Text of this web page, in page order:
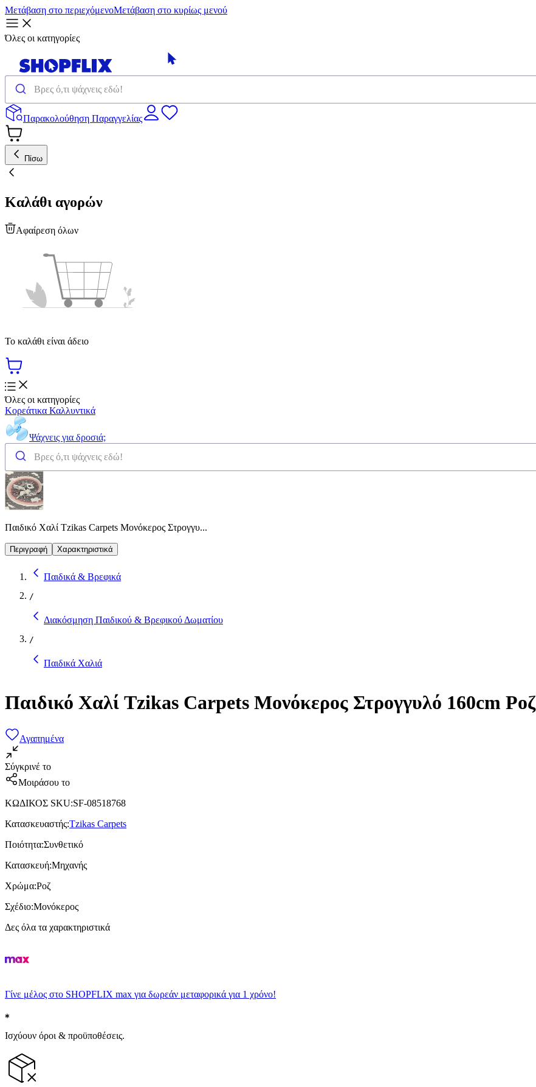
Μετάβαση στο περιεχόμενοΜετάβαση στο κυρίως μενού
Όλες οι κατηγορίες
Παρακολούθηση Παραγγελίας
Πίσω
Καλάθι αγορών
Αφαίρεση όλων
Το καλάθι είναι άδειο
Όλες οι κατηγορίες
Κορεάτικα Καλλυντικά
Ψάχνεις για δροσιά;
Παιδικό Χαλί Tzikas Carpets Μονόκερος Στρογγυ...
Περιγραφή Χαρακτηριστικά
Παιδικά & Βρεφικά
/
Διακόσμηση Παιδικού & Βρεφικού Δωματίου
/
Παιδικά Χαλιά
Παιδικό Χαλί Tzikas Carpets Μονόκερος Στρογγυλό 160cm Ροζ
Αγαπημένα
Σύγκρινέ το
Μοιράσου το
ΚΩΔΙΚΟΣ SKU:SF-08518768
Κατασκευαστής:Tzikas Carpets
Ποιότητα:Συνθετικό
Κατασκευή:Μηχανής
Χρώμα:Ροζ
Σχέδιο:Μονόκερος
Δες όλα τα χαρακτηριστικά
Γίνε μέλος στο SHOPFLIX max για δωρεάν μεταφορικά για 1 χρόνο!
Ισχύουν όροι & προϋποθέσεις.